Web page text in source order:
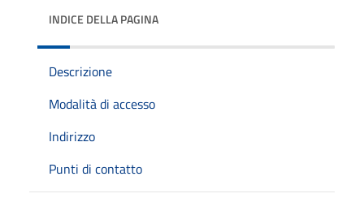
INDICE DELLA PAGINA
Descrizione
Modalità di accesso
Indirizzo
Punti di contatto